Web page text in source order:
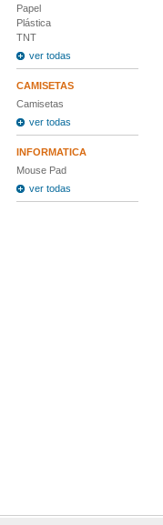
Papel
Plástica
TNT
ver todas
CAMISETAS
Camisetas
ver todas
INFORMATICA
Mouse Pad
ver todas